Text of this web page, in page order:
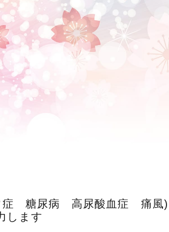
症 糖尿病 高尿酸血症 痛風)
します